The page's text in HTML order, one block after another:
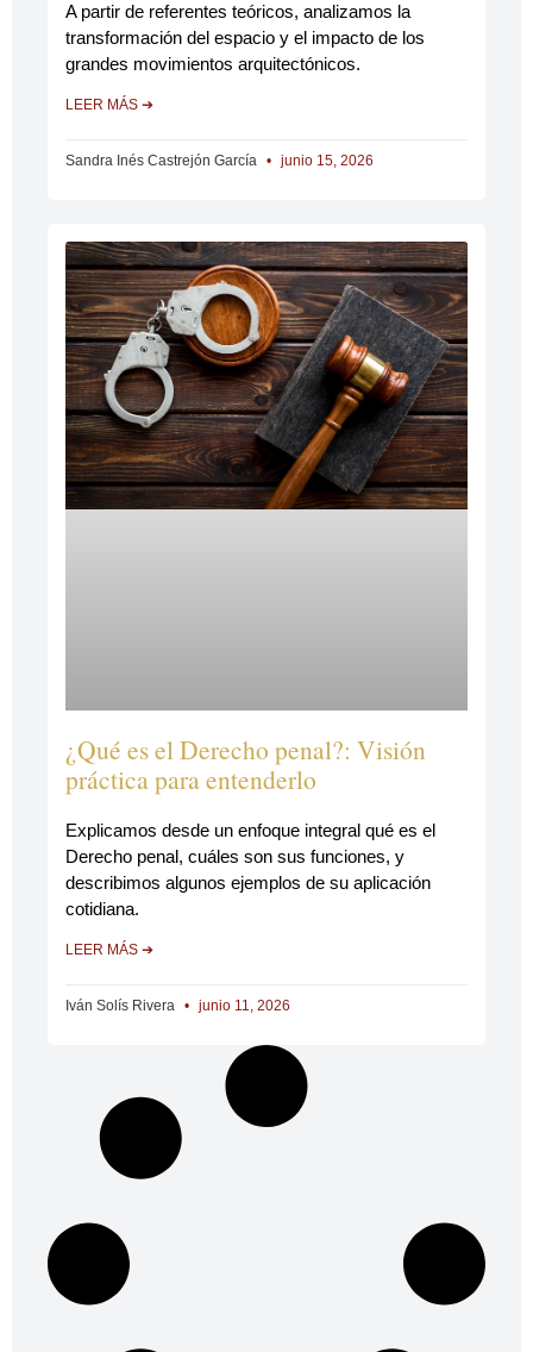
A partir de referentes teóricos, analizamos la
transformación del espacio y el impacto de los
grandes movimientos arquitectónicos.
LEER MÁS ➔
Sandra Inés Castrejón García junio 15, 2026
¿Qué es el Derecho penal?: Visión
práctica para entenderlo
Explicamos desde un enfoque integral qué es el
Derecho penal, cuáles son sus funciones, y
describimos algunos ejemplos de su aplicación
cotidiana.
LEER MÁS ➔
Iván Solís Rivera junio 11, 2026